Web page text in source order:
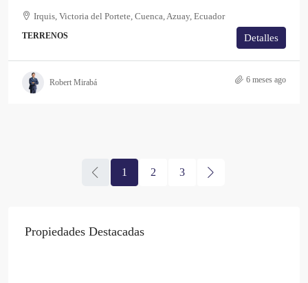
Irquis, Victoria del Portete, Cuenca, Azuay, Ecuador
TERRENOS Detalles
Robert Mirabá 6 meses ago
1 2 3
Propiedades Destacadas